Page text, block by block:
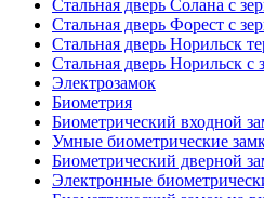
Стальная дверь Солана с
Стальная дверь Форест с
Стальная дверь Норильск
Стальная дверь Норильск с
Электрозамок
Биометрия
Биометрический входной
Умные биометрические
Биометрический дверной
Электронные